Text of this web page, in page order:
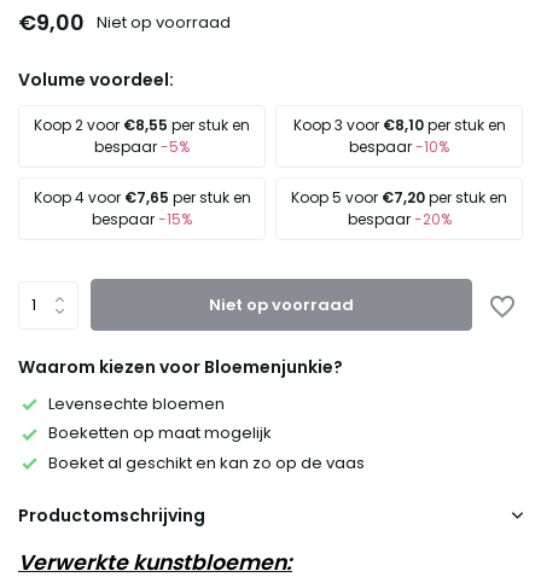
€9,00 Niet op voorraad
Volume voordeel:
Koop 2 voor €8,55 per stuk en
bespaar-5%
Koop 3 voor €8,10per stuk en
bespaar-10%
Koop 4 voor €7,65 per stuk en
bespaar-15%
Koop 5 voor €7,20per stuk en
bespaar-20%
Niet op voorraad
Waarom kiezen voor Bloemenjunkie?
Levensechte bloemen
Boeketten op maat mogelijk
Boeket al geschikt en kan zo op de vaas
Productomschrijving
Verwerkte kunstbloemen: